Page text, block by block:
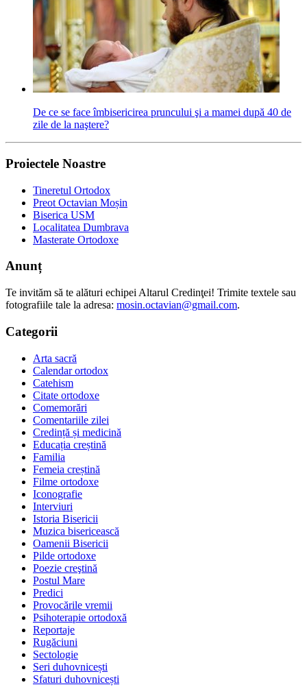
De ce se face îmbisericirea pruncului şi a mamei după 40 de
zile de la naştere?
Proiectele Noastre
Tineretul Ortodox
Preot Octavian Moșin
Biserica USM
Localitatea Dumbrava
Masterate Ortodoxe
Anunț
Te invităm să te alături echipei Altarul Credinţei! Trimite textele sau
fotografiile tale la adresa: mosin.octavian@gmail.com.
Categorii
Arta sacră
Calendar ortodox
Catehism
Citate ortodoxe
Comemorări
Comentariile zilei
Credință și medicină
Educația creștină
Familia
Femeia creștină
Filme ortodoxe
Iconografie
Interviuri
Istoria Bisericii
Muzica bisericească
Oamenii Bisericii
Pilde ortodoxe
Poezie creştină
Postul Mare
Predici
Provocările vremii
Psihoterapie ortodoxă
Reportaje
Rugăciuni
Sectologie
Seri duhovnicești
Sfaturi duhovnicești